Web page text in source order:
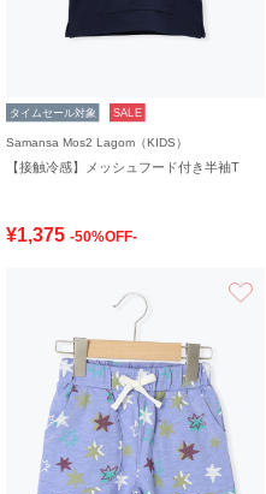
タイムセール対象 SALE
Samansa Mos2 Lagom（KIDS）
【接触冷感】メッシュフード付き半袖T
¥1,375 -50%OFF-